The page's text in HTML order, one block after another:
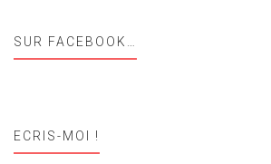
SUR FACEBOOK…
ECRIS-MOI !